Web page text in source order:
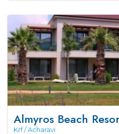
Almyros Beach
Krf / Acharavi